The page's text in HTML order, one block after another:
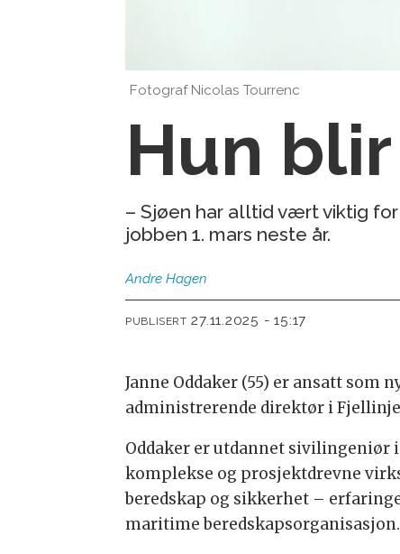
Fotograf Nicolas Tourrenc
Hun
– Sjøen har alltid vært viktig
jobben 1. mars neste år.
Andre Hagen
PUBLISERT 27.11.2025 - 15:17
Janne Oddaker (55) er ansatt
administrerende direktør i
Oddaker er utdannet sivilingeniør
komplekse og prosjektdrevne
beredskap og sikkerhet –
maritime beredskapsorganisasjon.